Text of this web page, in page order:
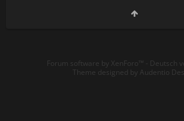
Forum software by XenForo™ - Deutsch
Theme designed by Audentio